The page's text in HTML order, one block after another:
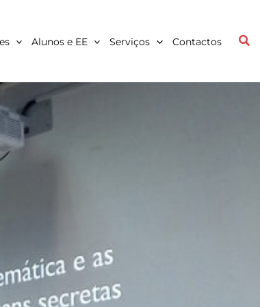
Alunos e EE Serviços Contactos